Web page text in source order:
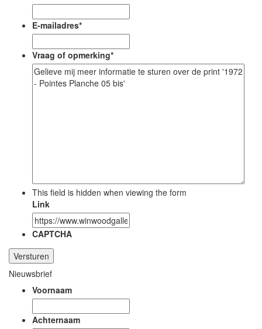
E-mailadres*
Vraag of opmerking*
This field is hidden when viewing the form
Link
CAPTCHA
Nieuwsbrief
Voornaam
Achternaam